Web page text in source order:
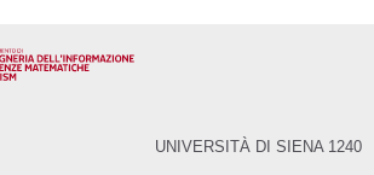
contenuto
principale
UNIVERSITÀ DI SIENA 1240